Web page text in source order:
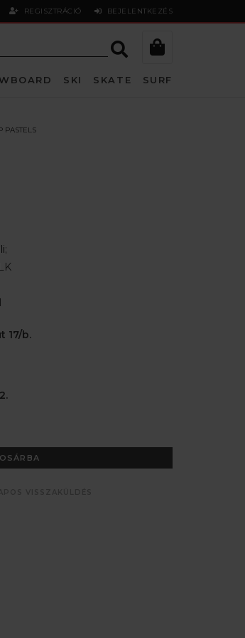
REGISZTRÁCIÓ BEJELENTKEZÉS
SKI SKATE SURF
PASTELS
;
17/b.